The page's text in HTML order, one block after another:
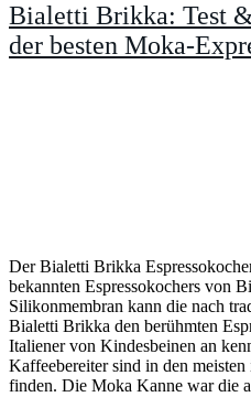
Bialetti Brikka: Test
der besten Moka-
Der Bialetti Brikka
bekannten Espressokochers von
Silikonmembran kann die nach
Bialetti Brikka den berühmten
Italiener von Kindesbeinen an
Kaffeebereiter sind in den
finden. Die Moka Kanne war die